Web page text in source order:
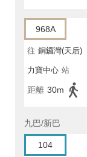
968A
往 銅鑼灣(天后)
力寶中心 站
距離 30m
九巴/新巴
104